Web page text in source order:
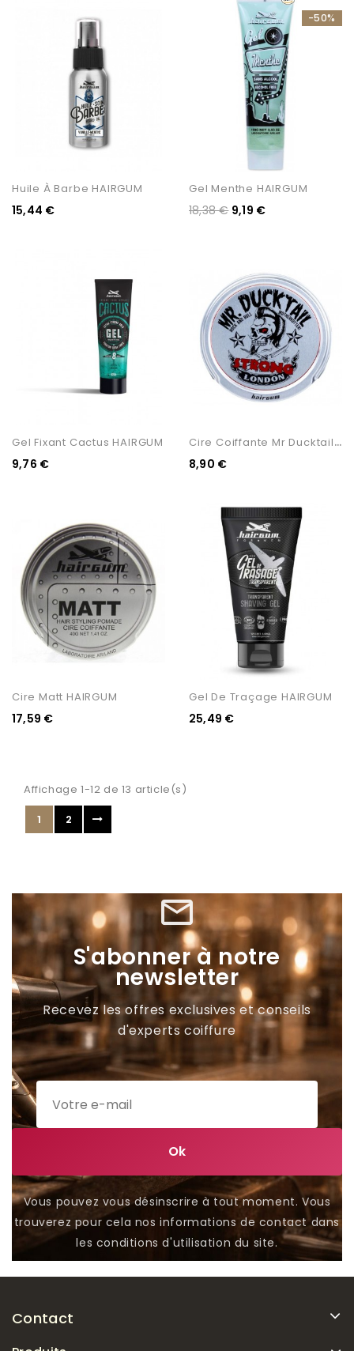
Huile À Barbe HAIRGUM
15,44 €
Gel Menthe HAIRGUM
18,38 €
-50%
9,19 €
Gel Fixant Cactus HAIRGUM
9,76 €
C
Ire Coiffante Mr Ducktail...
8,90 €
Cire Matt HAIRGUM
17,59 €
Gel De Traçage HAIRGUM
25,49 €
Affichage 1-12 de 13 article(s)
1
2
mail_outline
S'abonner à notre
newsletter
Recevez les offres exclusives et conseils
d'experts coiffure
Vous pouvez vous désinscrire à tout moment. Vous
trouverez pour cela nos informations de contact dans
les conditions d'utilisation du site.
Contact